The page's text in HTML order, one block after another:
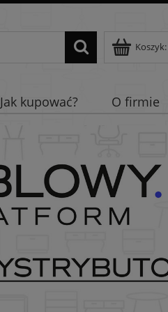
Koszyk:
Jak kupować? O firmie